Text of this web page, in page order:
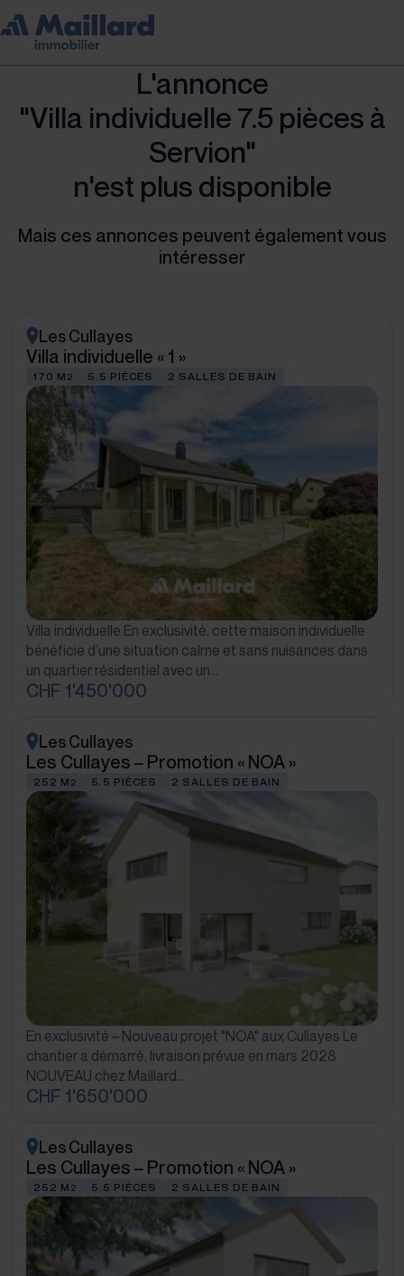
L'annonce
"Villa individuelle 7.5 pièces à
Servion"
n'est plus disponible
Mais ces annonces peuvent également vous
intéresser
Les Cullayes
Villa individuelle « 1 »
170 M 2 5.5 PIÈCES 2 SALLES DE BAIN
Villa individuelle En exclusivité, cette maison individuelle
bénéficie d’une situation calme et sans nuisances dans
un quartier résidentiel avec un…
CHF 1'450'000
Les Cullayes
Les Cullayes – Promotion « NOA »
252 M 2 5.5 PIÈCES 2 SALLES DE BAIN
En exclusivité – Nouveau projet "NOA" aux Cullayes Le
chantier a démarré, livraison prévue en mars 2028
NOUVEAU chez Maillard…
CHF 1'650'000
Les Cullayes
Les Cullayes – Promotion « NOA »
252 M 2 5.5 PIÈCES 2 SALLES DE BAIN